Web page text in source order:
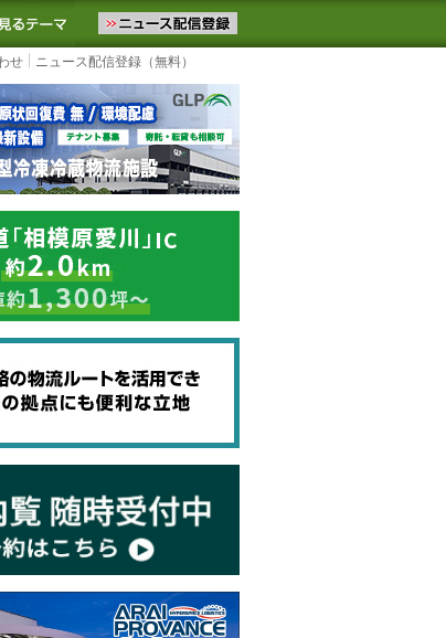
お届けします。物流ニュースメール配信を登録す
入りに追加 よく見るテーマ
せ ニュース配信登録（無料）